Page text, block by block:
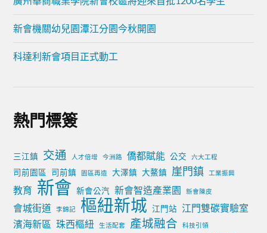
新會機關幼兒園潭江分園今秋開園
科達利新會項目正式動工
熱門標簽
三江鎮 交通 人才倍增 今洲路 僑都賦能 公交 六大工程
司前園區 司前鎮 園區再造 大澤鎮 大鰲鎮 崖門鎮 工業振興
教育 新會 新會公汽 新會智造產業園 新會陳皮
會城街道 李錦記 樞紐新城 江門站
江門雙碳實驗室
濱海新區 珠西樞紐 生活配套 產城融合 科技引領